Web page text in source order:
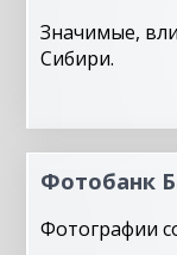
Значимые,
Сибири.
Фотобанк
Фотографии